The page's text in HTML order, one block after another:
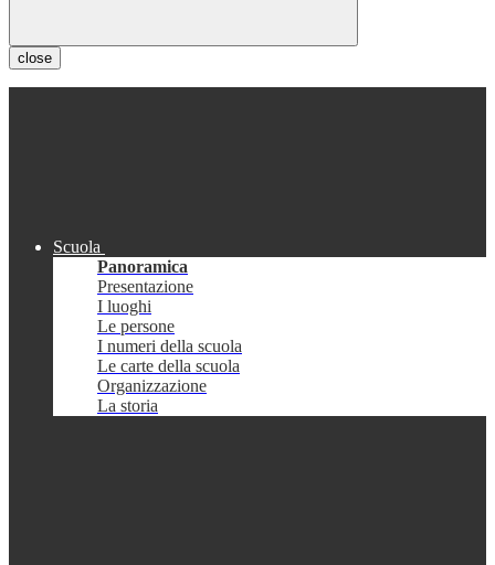
close
Scuola
Panoramica
Presentazione
I luoghi
Le persone
I numeri della scuola
Le carte della scuola
Organizzazione
La storia